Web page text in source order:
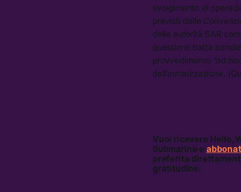
svolgimento di
previsti dalle
delle autorità SAR
questione batta
provvedimento “ad
dell’autorizzazione.
Vuoi ricevere Hello,
Submarine e
preferita
gratitudine.